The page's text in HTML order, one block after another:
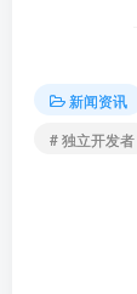
新闻资讯
# 独立开发者